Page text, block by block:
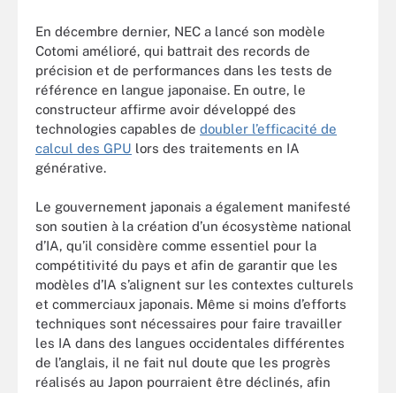
En décembre dernier, NEC a lancé son modèle
Cotomi amélioré, qui battrait des records de
précision et de performances dans les tests de
référence en langue japonaise. En outre, le
constructeur affirme avoir développé des
technologies capables de doubler l’efficacité de
calcul des GPU lors des traitements en IA
générative.
Le gouvernement japonais a également manifesté
son soutien à la création d’un écosystème national
d’IA, qu’il considère comme essentiel pour la
compétitivité du pays et afin de garantir que les
modèles d’IA s’alignent sur les contextes culturels
et commerciaux japonais. Même si moins d’efforts
techniques sont nécessaires pour faire travailler
les IA dans des langues occidentales différentes
de l’anglais, il ne fait nul doute que les progrès
réalisés au Japon pourraient être déclinés, afin